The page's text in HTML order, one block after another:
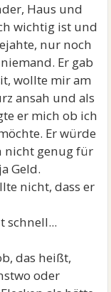
Haus und
wichtig ist und
nur noch
Er gab
wollte mir am
ansah und als
er mich ob ich
Er würde
nicht genug für
Geld.
nicht, dass er
schnell...
das heißt,
oder